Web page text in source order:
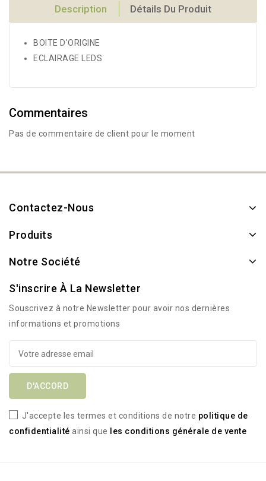
Description Détails Du Produit
BOITE D'ORIGINE
ECLAIRAGE LEDS
Commentaires
Pas de commentaire de client pour le moment
Contactez-Nous
Produits
Notre Société
S'inscrire À La Newsletter
Souscrivez à notre Newsletter pour avoir nos dernières
informations et promotions
J'accepte les termes et conditions de notre politique de
confidentialité ainsi que les conditions générale de vente